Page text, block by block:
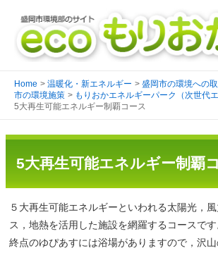
Home 温暖化・新エネルギー
盛岡市の環境への
市の環境施策
もりおかエネルギーパーク（次世代
5大再生可能エネルギー制覇コース
5大再生可能エネルギー制覇
５大再生可能エネルギーといわれる太陽光，
ス，地熱を活用した施設を網羅するコースです
終点のゆぴあすには浴場がありますので，沢